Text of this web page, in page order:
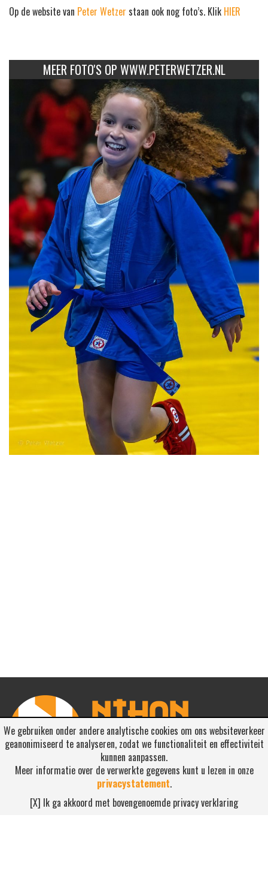
Op de website van Peter Wetzer staan ook nog foto’s. Klik HIER
MEER FOTO'S OP WWW.PETERWETZER.NL
We gebruiken onder andere analytische cookies om ons websiteverkeer
geanonimiseerd te analyseren, zodat we functionaliteit en effectiviteit
kunnen aanpassen.
Meer informatie over de verwerkte gegevens kunt u lezen in onze
privacystatement.
[X] Ik ga akkoord met bovengenoemde privacy verklaring